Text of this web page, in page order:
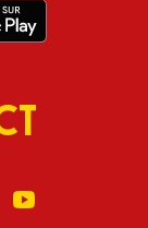
Youtube